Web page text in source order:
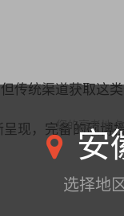
传统渠道获取这
呈现，完备的硕博
您的高考地
安
选择地区